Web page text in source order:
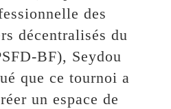
des
décentralisés du
BF), Seydou
que ce tournoi a
un espace de